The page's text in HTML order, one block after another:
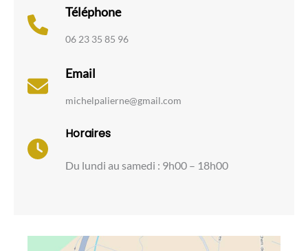
Téléphone
06 23 35 85 96
Email
michelpalierne@gmail.com
Horaires
Du lundi au samedi : 9h00 – 18h00